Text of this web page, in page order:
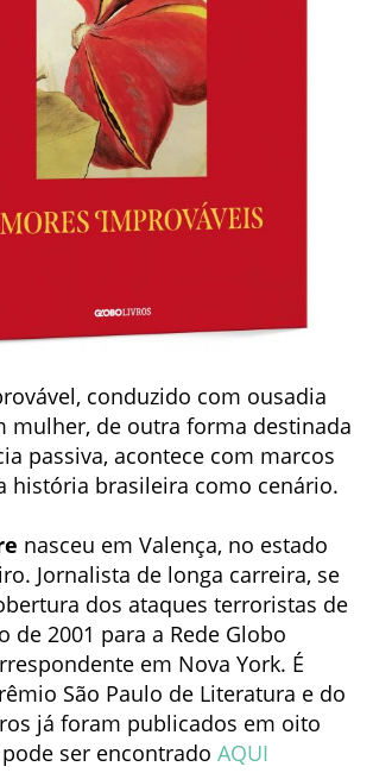
conduzido com ousadia
mulher, de outra forma destinada
passiva, acontece com marcos
história brasileira como cenário.
nasceu em Valença, no estado
Jornalista de longa carreira, se
dos ataques terroristas de
de 2001 para a Rede Globo
em Nova York. É
São Paulo de Literatura e do
já foram publicados em oito
ser encontradoAQUI